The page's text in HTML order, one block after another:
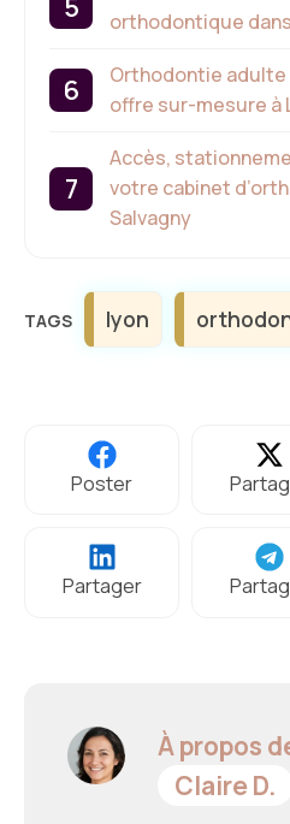
orthodontique
Orthodontie
offre sur-mesure à
Accès,
votre cabinet
Salvagny
Étiquettes
lyon
Poster
Partager
À propos
Claire D.